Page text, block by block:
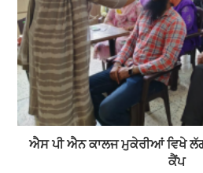
ਐਸ ਪੀ ਐਨ ਕਾਲਜ ਮੁਕੇਰੀਆਂ ਵਿਖੇ
ਕੈਂਪ